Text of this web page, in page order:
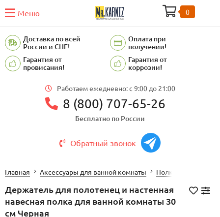
Меню 0
Доставка по всей
России и СНГ!
Оплата при
получении!
Гарантия от
провисания!
Гарантия от
коррозии!
Работаем ежедневно: c 9:00 до 21:00
8 (800) 707-65-26
Бесплатно по России
Обратный звонок
Главная Аксессуары для ванной комнаты Полки для ванной
Держатель для полотенец и настенная
навесная полка для ванной комнаты 30
см Черная